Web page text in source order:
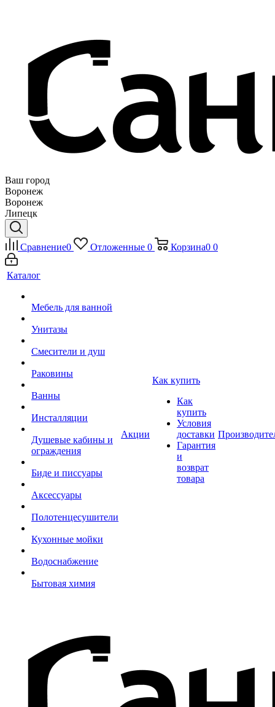
Ваш город
Воронеж
Воронеж
Липецк
Сравнение0 Отложенные 0 Корзина0 0
Каталог
Мебель для ванной
Унитазы
Смесители и душ
Раковины
Ванны
Инсталляции
Душевые кабины и
ограждения
Биде и писсуары
Аксессуары
Полотенцесушители
Кухонные мойки
Водоснабжение
Бытовая химия
Акции
Как купить
Как
купить
Условия
доставки
Гарантия
и
возврат
товара